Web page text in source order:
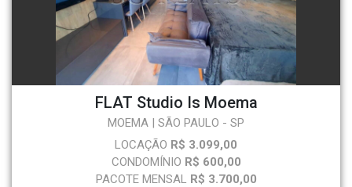
FLAT Studio Is Moema
MOEMA | SÃO PAULO - SP
LOCAÇÃO R$ 3.099,00
CONDOMÍNIO R$ 600,00
PACOTE MENSAL R$ 3.700,00